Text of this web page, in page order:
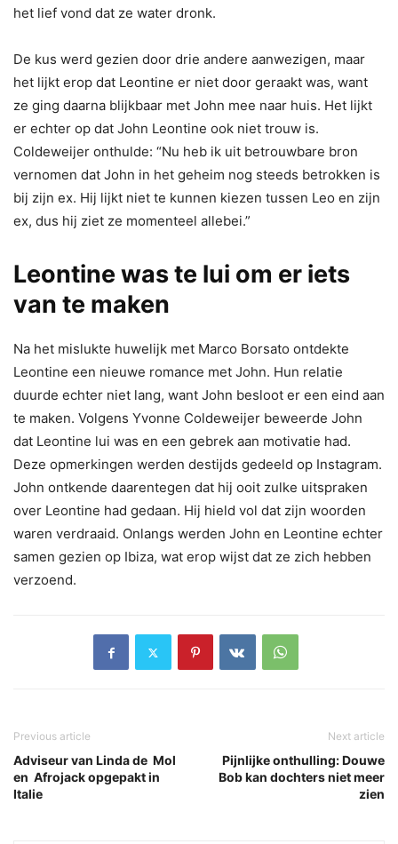
het lief vond dat ze water dronk.
De kus werd gezien door drie andere aanwezigen, maar
het lijkt erop dat Leontine er niet door geraakt was, want
ze ging daarna blijkbaar met John mee naar huis. Het lijkt
er echter op dat John Leontine ook niet trouw is.
Coldeweijer onthulde: “Nu heb ik uit betrouwbare bron
vernomen dat John in het geheim nog steeds betrokken is
bij zijn ex. Hij lijkt niet te kunnen kiezen tussen Leo en zijn
ex, dus hij ziet ze momenteel allebei.”
Leontine was te lui om er iets
van te maken
Na het mislukte huwelijk met Marco Borsato ontdekte
Leontine een nieuwe romance met John. Hun relatie
duurde echter niet lang, want John besloot er een eind aan
te maken. Volgens Yvonne Coldeweijer beweerde John
dat Leontine lui was en een gebrek aan motivatie had.
Deze opmerkingen werden destijds gedeeld op Instagram.
John ontkende daarentegen dat hij ooit zulke uitspraken
over Leontine had gedaan. Hij hield vol dat zijn woorden
waren verdraaid. Onlangs werden John en Leontine echter
samen gezien op Ibiza, wat erop wijst dat ze zich hebben
verzoend.
Previous article
Adviseur van Linda de Mol
en Afrojack opgepakt in
Italie
Next article
Pijnlijke onthulling: Douwe
Bob kan dochters niet meer
zien